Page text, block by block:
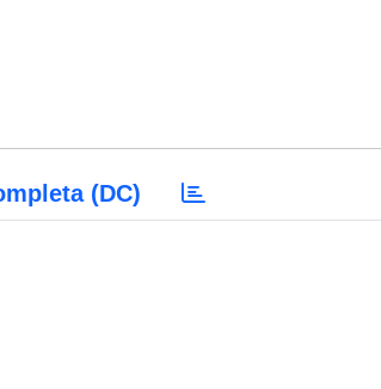
(DC)